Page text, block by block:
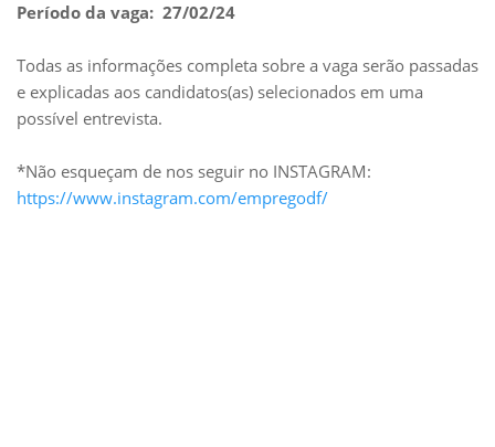
Período da vaga: 27/02/24
Todas as informações completa sobre a vaga serão passadas
e explicadas aos candidatos(as) selecionados em uma
possível entrevista.
*Não esqueçam de nos seguir no INSTAGRAM:
https://www.instagram.com/empregodf/